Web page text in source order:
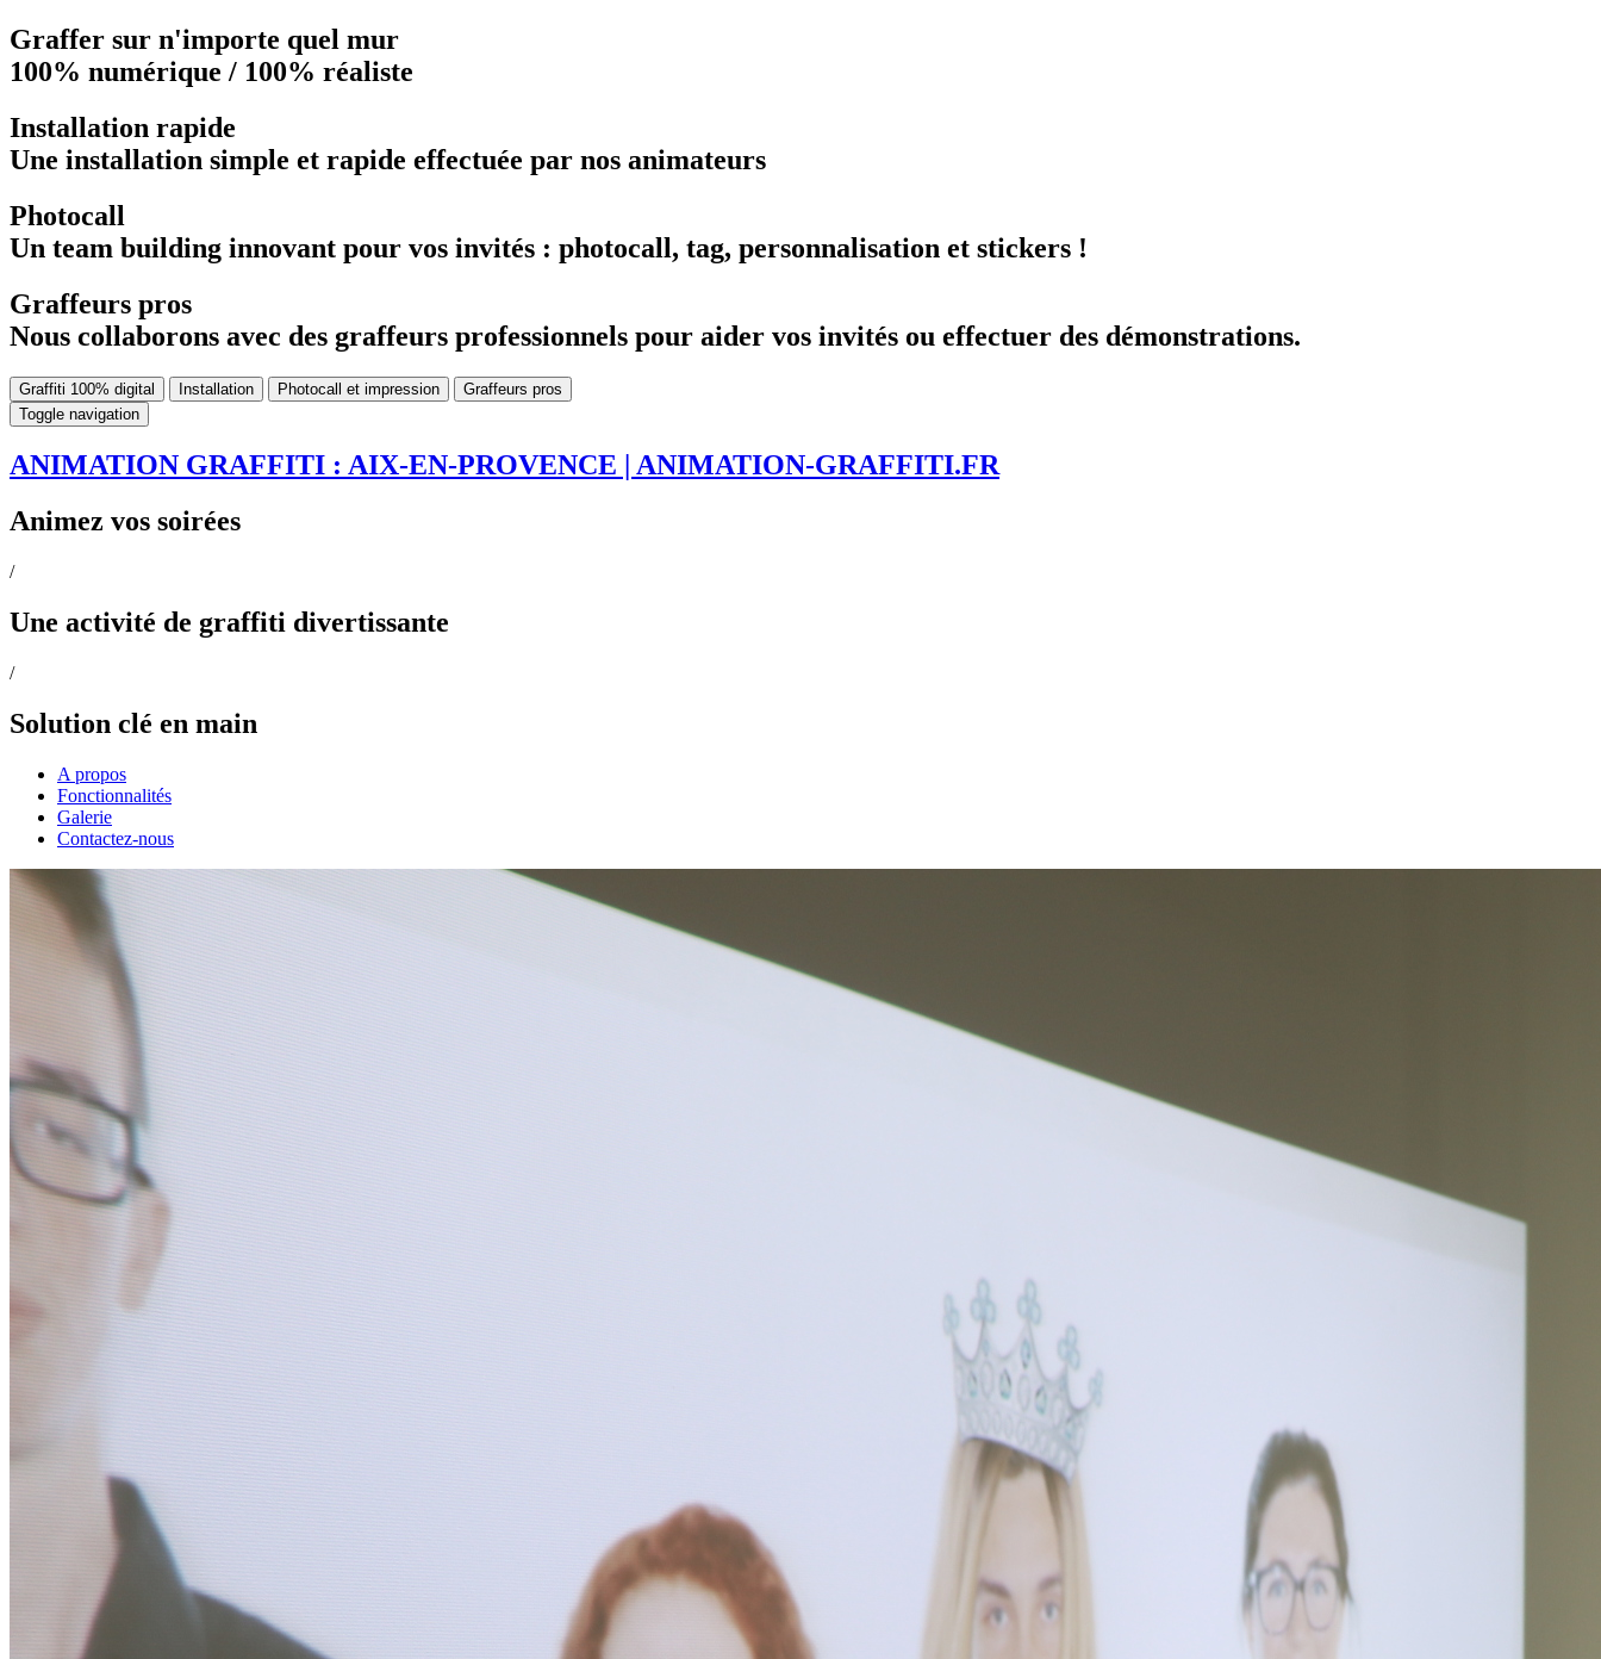
Graffer sur n'importe quel mur
100% numérique / 100% réaliste
Installation rapide
Une installation simple et rapide effectuée par nos animateurs
Photocall
Un team building innovant pour vos invités : photocall, tag, personnalisation et stickers !
Graffeurs pros
Nous collaborons avec des graffeurs professionnels pour aider vos invités ou effectuer des démonstrations.
Graffiti 100% digital Installation Photocall et impression
Graffeurs pros
Toggle navigation
ANIMATION GRAFFITI : AIX-EN-PROVENCE | ANIMATION-GRAFFITI.FR
Animez vos soirées
/
Une activité de graffiti divertissante
/
Solution clé en main
A propos
Fonctionnalités
Galerie
Contactez-nous